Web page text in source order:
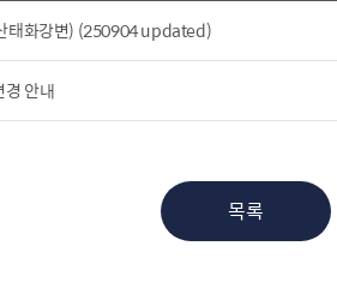
태화강변) (250904 updated)
안내
목록